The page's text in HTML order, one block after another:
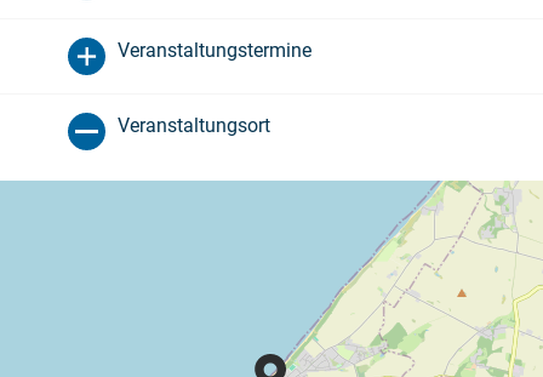
Veranstaltungstermine
Veranstaltungsort